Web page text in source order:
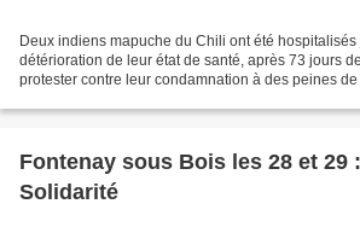
Deux indiens mapuche du Chili ont été
détérioration de leur état de santé, après 73 jours
protester contre leur condamnation à des peines
Fontenay sous Bois les 28 et 29
Solidarité